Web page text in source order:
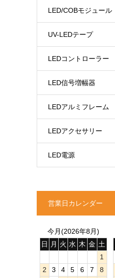
LED/COBモジュール
UV-LEDテープ
LEDコントローラー
LED信号増幅器
LEDアルミフレーム
LEDアクセサリー
LED電源
営業日カレンダー
今月(2026年8月)
日
月 火 水 木 金 土
1
2
3 4 5 6 7
8